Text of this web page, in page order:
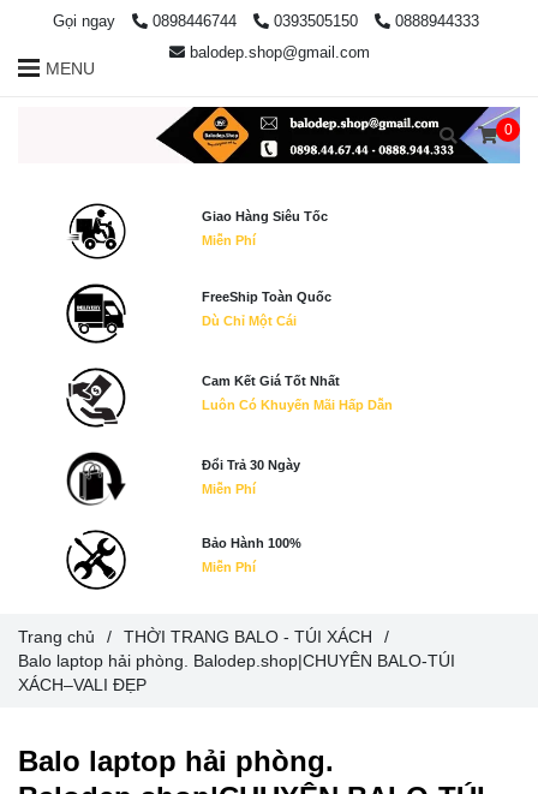
Balo laptop hải phòng.
Trang chủ / THỜI TRANG BALO - TÚI XÁCH
/
Balo laptop hải phòng. Balodep.shop|CHUYÊN BALO-TÚI
XÁCH–VALI ĐẸP
Gọi ngay 0898446744 0393505150
0888944333
balodep.shop@gmail.com
MENU
0
Giao Hàng Siêu Tốc
Miễn Phí
FreeShip Toàn Quốc
Dù Chỉ Một Cái
Cam Kết Giá Tốt Nhất
Luôn Có Khuyến Mãi Hấp Dẫn
Đổi Trả 30 Ngày
Miễn Phí
Bảo Hành 100%
Miễn Phí